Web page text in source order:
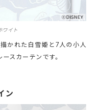
ワイト
かれた白雪姫と7人の小人
スカーテンです。
ン